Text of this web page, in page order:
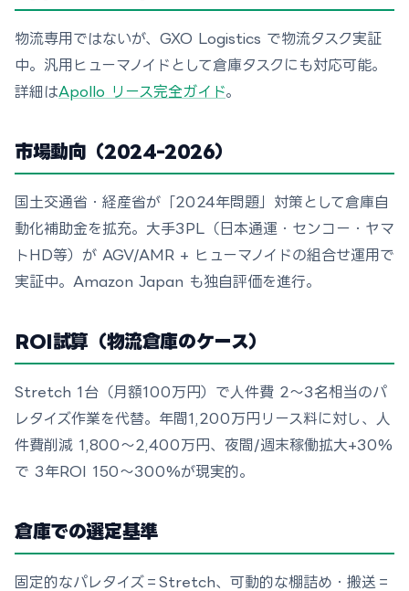
物流専用ではないが、GXO Logistics で物流タスク実証
中。汎用ヒューマノイドとして倉庫タスクにも対応可能。
詳細はApollo リース完全ガイド。
市場動向（2024-2026）
国土交通省・経産省が「2024年問題」対策として倉庫自
動化補助金を拡充。大手3PL（日本通運・センコー・ヤマ
トHD等）が AGV/AMR + ヒューマノイドの組合せ運用で
実証中。Amazon Japan も独自評価を進行。
ROI試算（物流倉庫のケース）
Stretch 1台（月額100万円）で人件費 2〜3名相当のパ
レタイズ作業を代替。年間1,200万円リース料に対し、人
件費削減 1,800〜2,400万円、夜間/週末稼働拡大+30%
で 3年ROI 150〜300%が現実的。
倉庫での選定基準
固定的なパレタイズ＝Stretch、可動的な棚詰め・搬送＝